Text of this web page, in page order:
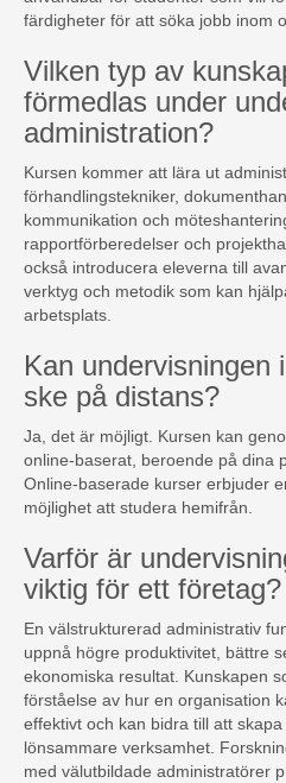
färdigheter för att söka jobb inom
Vilken typ av
förmedlas under
administration?
Kursen kommer att lära ut
förhandlingstekniker,
kommunikation och
rapportförberedelser och
också introducera eleverna till
verktyg och metodik som kan
arbetsplats.
Kan undervisningen
ske på distans?
Ja, det är möjligt. Kursen kan
online-baserat, beroende på dina
Online-baserade kurser erbjuder
möjlighet att studera hemifrån.
Varför är
viktig för ett företag?
En välstrukturerad administrativ
uppnå högre produktivitet, bättre
ekonomiska resultat. Kunskapen
förståelse av hur en organisation
effektivt och kan bidra till att
lönsammare verksamhet.
med välutbildade administratörer